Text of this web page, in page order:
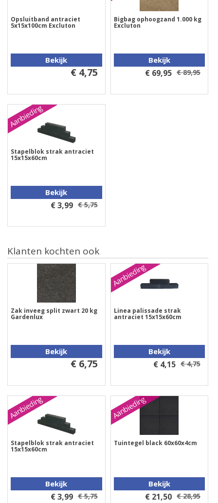
Opsluitband antraciet
5x15x100cm Excluton
Bekijk
€ 4,75
Bigbag ophoogzand 1.000 kg
Excluton
Bekijk
€ 69,95 € 89,95
Aanbieding
Stapelblok strak antraciet
15x15x60cm
Bekijk
€ 3,99 € 5,75
Klanten kochten ook
Zak inveeg split zwart 20 kg
Gardenlux
Bekijk
€ 6,75
Aanbieding
Linea palissade strak
antraciet 15x15x60cm
Bekijk
€ 4,15 € 4,75
Aanbieding
Stapelblok strak antraciet
15x15x60cm
Bekijk
€ 3,99 € 5,75
Aanbieding
Tuintegel black 60x60x4cm
Bekijk
€ 21,50 € 28,95